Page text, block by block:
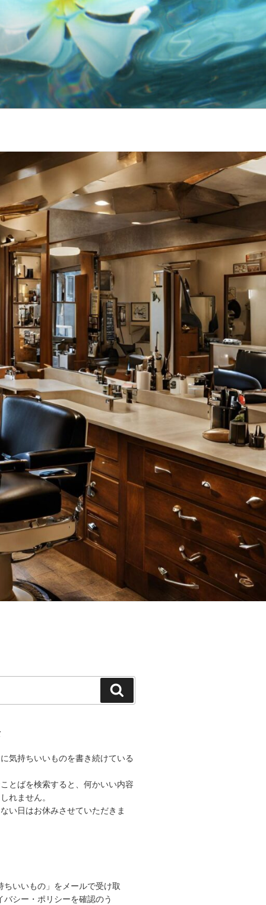
索
気持ちいいものを書き続けている
とばを検索すると、何かいい内容
れません。
い日はお休みさせていただきま
ちいいもの」をメールで受け取
バシー・ポリシーを確認のう